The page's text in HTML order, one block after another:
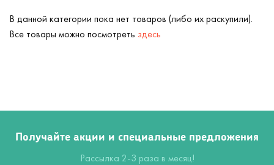
В данной категории пока нет товаров (либо их раскупили).
Все товары можно посмотреть здесь
Получайте акции и специальные предложения
Рассылка 2-3 раза в месяц!